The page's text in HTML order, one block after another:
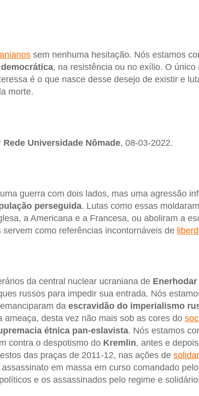
sem nenhuma hesitação. Nós estamos
, na resistência ou no exílio. O único
é o que nasce desse desejo de existir e
morte.
Rede Universidade Nômade, 08-03-2022.
guerra com dois lados, mas uma agressão
perseguida. Lutas como essas
a Americana e a Francesa, ou aboliram a
servem como referências incontornáveis de
da central nuclear ucraniana de Enerhodar
russos para impedir sua entrada. Nós
da escravidão do imperialismo
ameaça, desta vez não mais sob as cores do
étnica pan-eslavista. Nós estamos
contra o despotismo do Kremlin, antes e
das praças de 2011-12, nas ações de
em massa em curso comandado
e os assassinados pelo regime e